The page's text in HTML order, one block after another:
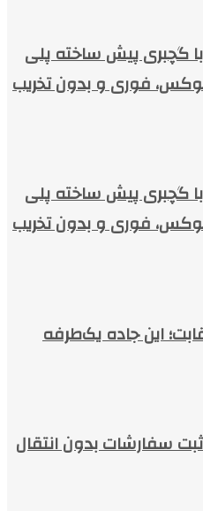
با گچبری پیش ساخته پلی
لوکس، فوری و بدون تخریب
با گچبری پیش ساخته پلی
لوکس، فوری و بدون تخریب
رقابت؛ این جاده یک‌طرفه
ثبت سفارشات بدون انتقال